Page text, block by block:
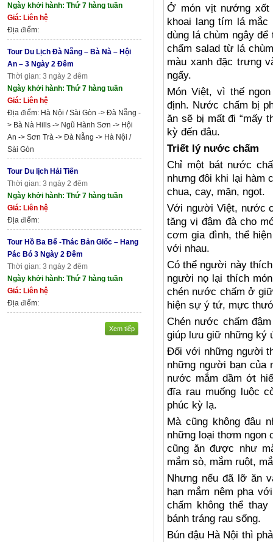
Ngày khởi hành: Thứ 7 hàng tuần
Giá: Liên hệ
Địa điểm:
Tour Du Lịch Đà Nẵng – Bà Nà – Hội
An – 3 Ngày 2 Đêm
Thời gian: 3 ngày 2 đêm
Ngày khởi hành: Thứ 7 hàng tuần
Giá: Liên hệ
Địa điểm: Hà Nội / Sài Gòn -> Đà Nẵng -
> Bà Nà Hills -> Ngũ Hành Sơn -> Hội
An -> Sơn Trà -> Đà Nẵng -> Hà Nội /
Sài Gòn
Tour Du lịch Hải Tiến
Thời gian: 3 ngày 2 đêm
Ngày khởi hành: Thứ 7 hàng tuần
Giá: Liên hệ
Địa điểm:
Tour Hồ Ba Bể -Thác Bản Giốc – Hang
Pác Bó 3 Ngày 2 Đêm
Thời gian: 3 ngày 2 đêm
Ngày khởi hành: Thứ 7 hàng tuần
Giá: Liên hệ
Địa điểm:
Xem tiếp
Ở món vịt nướng xốt
khoai lang tím lá
dùng lá chùm ngây
chấm salad từ lá
màu xanh đặc trưng
ngấy.
Món Việt, vì thế
định. Nước chấm bị
ăn sẽ bị mất đi “mấy
kỳ đến đâu.
Triết lý nước chấm
Chỉ một bát nước
nhưng đôi khi lại hàm
chua, cay, mặn, ngọt.
Với người Việt, nước
tăng vị đậm đà cho
cơm gia đình, thể
với nhau.
Có thể người này
người nọ lại thích
chén nước chấm ở
hiện sự ý tứ, mực
Chén nước chấm
giúp lưu giữ những ký
Đối với những người
những người bạn của
nước mắm dầm ớt
đĩa rau muống luộc
phúc kỳ lạ.
Mà cũng không đâu
những loại thơm ngon
cũng ăn được như
mắm sò, mắm ruột,
Nhưng nếu đã lỡ ăn
hạn mắm nêm pha
chấm không thể
bánh tráng rau sống.
Bún đậu Hà Nội thì